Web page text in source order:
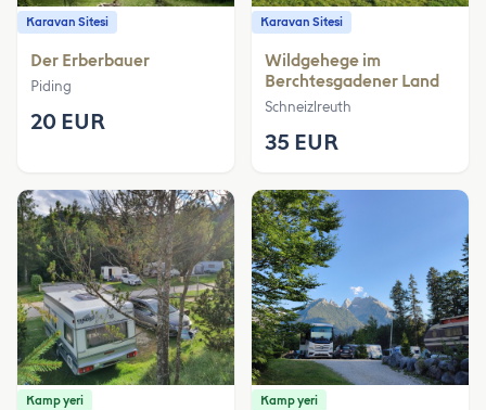
Karavan Sitesi
Der Erberbauer
Piding
20 EUR
Karavan Sitesi
Wildgehege im
Berchtesgadener Land
Schneizlreuth
35 EUR
Kamp yeri Kamp yeri